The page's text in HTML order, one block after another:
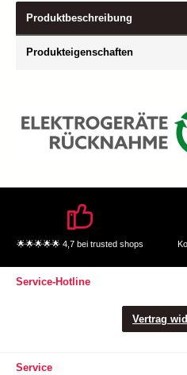
Produktbeschreibung
Produkteigenschaften
🌟🌟🌟🌟🌟 4,7 bei trusted shops
Service-Hotline
Vertrag
Service